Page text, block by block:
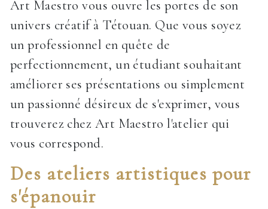
Art Maestro vous ouvre les portes de son
univers créatif à Tétouan. Que vous soyez
un professionnel en quête de
perfectionnement, un étudiant souhaitant
améliorer ses présentations ou simplement
un passionné désireux de s'exprimer, vous
trouverez chez Art Maestro l'atelier qui
vous correspond.
Des ateliers artistiques pour
s'épanouir